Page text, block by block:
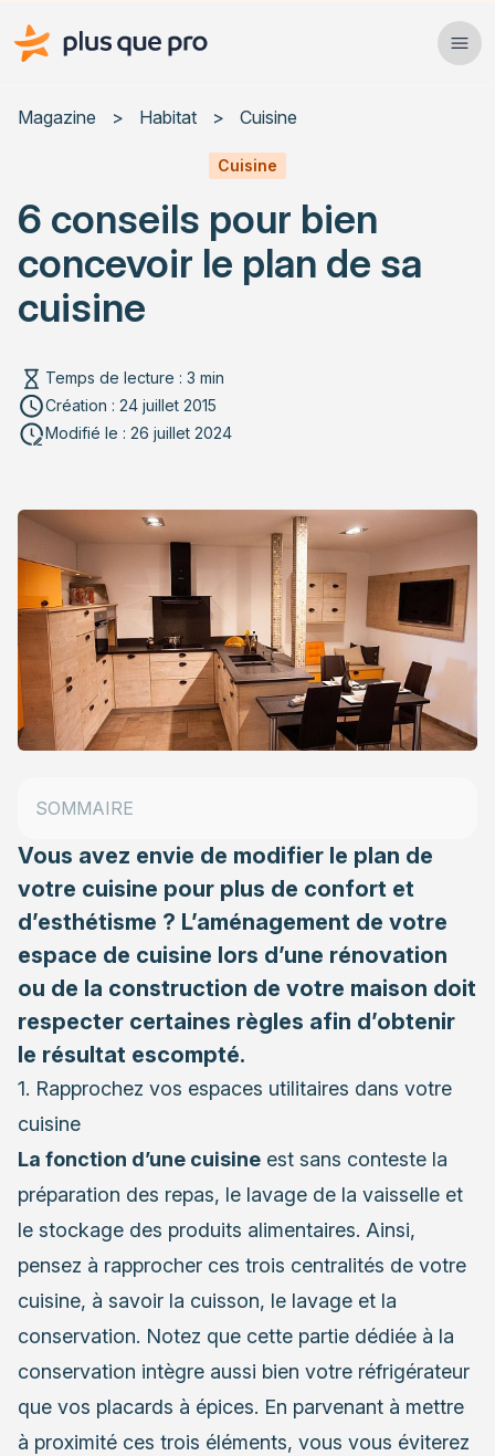
Plus que pro Mag'
Services
Actualités
Rechercher un article
Magazine > Habitat > Cuisine
Cuisine
6 conseils pour bien
concevoir le plan de sa
cuisine
Temps de lecture : 3 min
Création : 24 juillet 2015
Modifié le : 26 juillet 2024
Vous avez envie de modifier le plan de
votre cuisine pour plus de confort et
d’esthétisme ? L’aménagement de votre
espace de cuisine lors d’une rénovation
ou de la construction de votre maison doit
respecter certaines règles afin d’obtenir
le résultat escompté.
1. Rapprochez vos espaces utilitaires dans votre
cuisine
La fonction d’une cuisine est sans conteste la
préparation des repas, le lavage de la vaisselle et
le stockage des produits alimentaires. Ainsi,
pensez à rapprocher ces trois centralités de votre
cuisine, à savoir la cuisson, le lavage et la
conservation. Notez que cette partie dédiée à la
conservation intègre aussi bien votre réfrigérateur
que vos placards à épices. En parvenant à mettre
à proximité ces trois éléments, vous vous éviterez
SOMMAIRE
1. Rapprochez vos espaces utilitaires dans votre
cuisine
2. Assurez-vous de pouvoir circuler correctement
3. Aménagez intelligemment votre plan de travail
4. Mettez de la distance entre les points de cuisson
et le réfrigérateur
6. Pensez à la hauteur de vos meubles